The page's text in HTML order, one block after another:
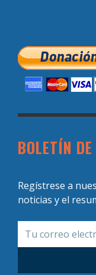
BOLETÍN
Regístrese a
noticias y el